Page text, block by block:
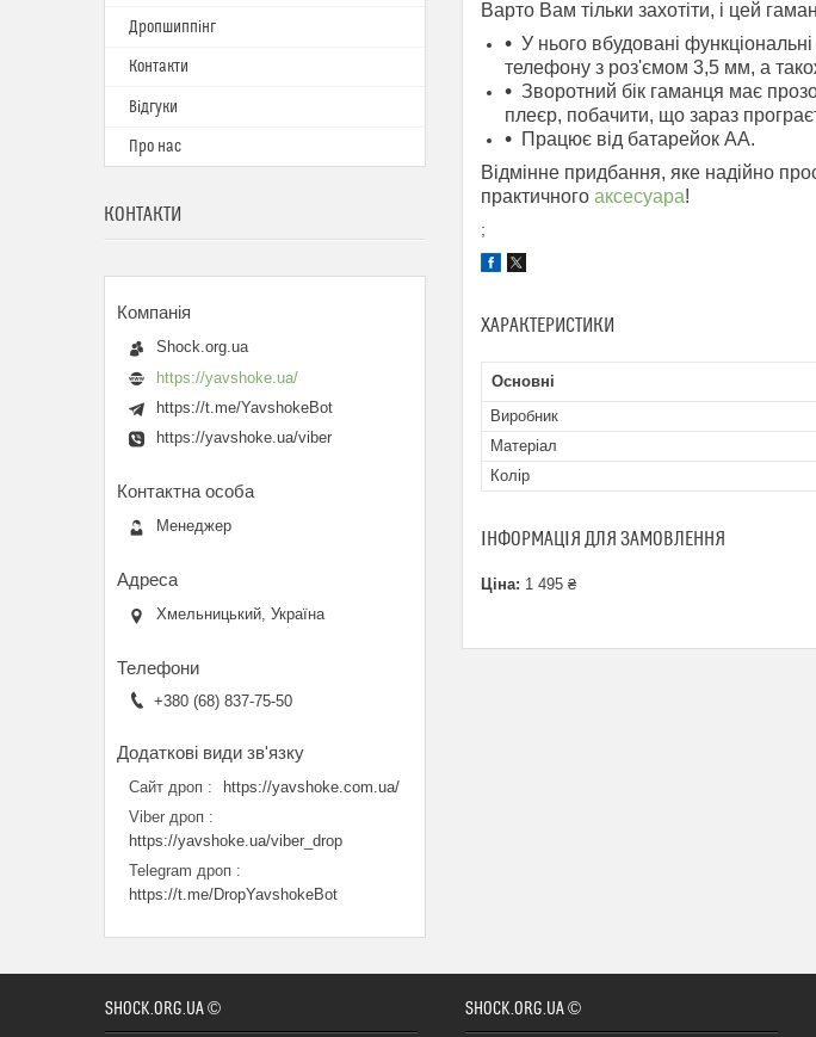
Варто Вам тільки захотіти, і цей
У нього вбудовані
телефону з роз'ємом 3,5 мм, а
Зворотний бік гаманця має
плеєр, побачити, що зараз
Працює від батарейок АА.
Відмінне придбання, яке надійно
практичного аксесуара!
;
ХАРАКТЕРИСТИКИ
Основні
Виробник
Матеріал
Колір
ІНФОРМАЦІЯ ДЛЯ ЗАМОВЛЕННЯ
Ціна: 1 495 ₴
Дропшиппінг
Контакти
Відгуки
Про нас
КОНТАКТИ
Shock.org.ua
https://yavshoke.ua/
https://t.me/YavshokeBot
https://yavshoke.ua/viber
Менеджер
Хмельницький, Україна
+380 (68) 837-75-50
Сайт дроп
https://yavshoke.com.ua/
Viber дроп
https://yavshoke.ua/viber_drop
Telegram дроп
https://t.me/DropYavshokeBot
SHOCK.ORG.UA © SHOCK.ORG.UA ©